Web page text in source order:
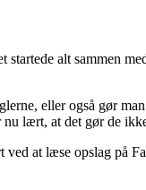
startede alt sammen
eller også gør
nu lært, at det gør de
at læse opslag på